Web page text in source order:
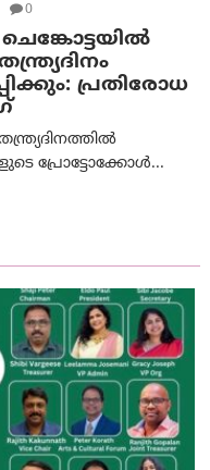
0
ചെങ്കോട്ടയിൽ
പ്രതിരോധ
പ്രോട്ടോക്കോൾ...